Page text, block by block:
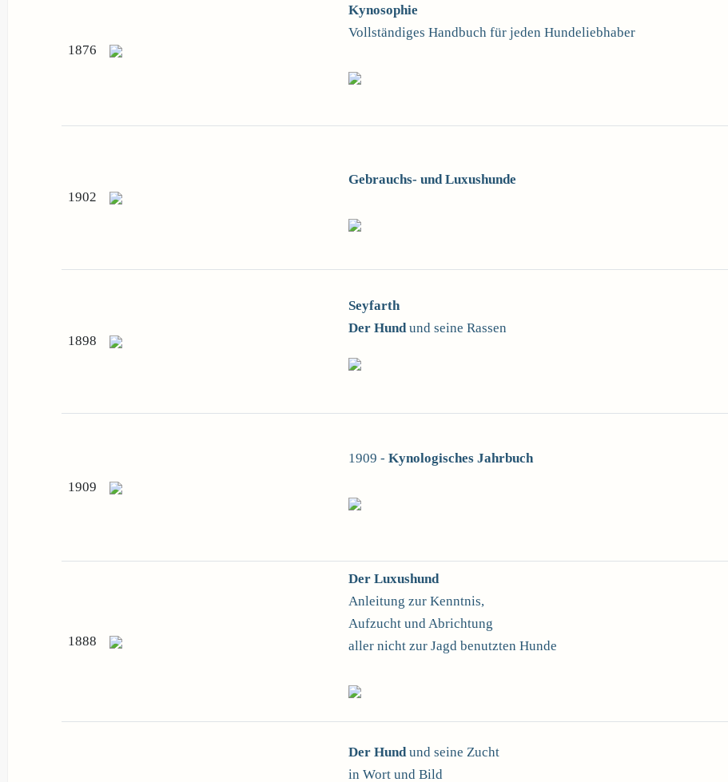
1876
Kynosophie
Vollständiges Handbuch für jeden Hundeliebhaber
1902
Gebrauchs- und Luxushunde
1898
Seyfarth
Der Hundund seine Rassen
1909
1909 -Kynologisches Jahrbuch
1888
Der Luxushund
Anleitung zur Kenntnis,
Aufzucht und Abrichtung
aller nicht zur Jagd benutzten Hunde
Der Hundund seine Zucht
in Wort und Bild